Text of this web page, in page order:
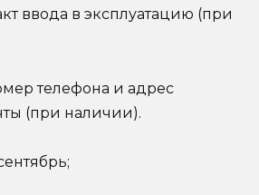
ввода в эксплуатацию (при
телефона и адрес
(при наличии).